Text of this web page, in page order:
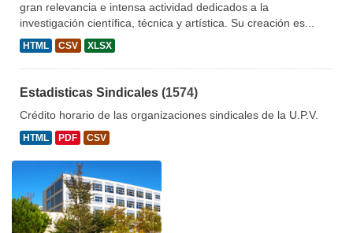
gran relevancia e intensa actividad dedicados a la
investigación científica, técnica y artística. Su creación es...
HTML CSV XLSX
Estadisticas Sindicales (1574)
Crédito horario de las organizaciones sindicales de la U.P.V.
HTML PDF CSV